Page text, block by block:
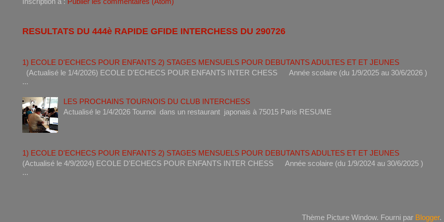
RESULTATS DU 444è RAPIDE GFIDE INTERCHESS DU 290726
1) ECOLE D'ECHECS POUR ENFANTS 2) STAGES MENSUELS POUR DEBUTANTS ADULTES ET ET JEUNES
(Actualisé le 1/4/2026) ECOLE D'ECHECS POUR ENFANTS INTER CHESS Année scolaire (du 1/9/2025 au 30/
...
LES PROCHAINS TOURNOIS DU CLUB INTERCHESS
Actualisé le 1/4/2026 Tournoi dans un restaurant japonais à 75015 Paris
1) ECOLE D'ECHECS POUR ENFANTS 2) STAGES MENSUELS POUR DEBUTANTS ADULTES ET ET JEUNES
(Actualisé le 4/9/2024) ECOLE D'ECHECS POUR ENFANTS INTER CHESS Année scolaire (du 1/9/2024 au 30/
...
Thème Picture Window. Fourni par Blogger.